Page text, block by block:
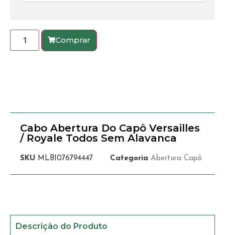
Comprar
Cabo Abertura Do Capô Versailles
/ Royale Todos Sem Alavanca
SKU MLB1076794447 Categoria Abertura Capô
Descrição do Produto